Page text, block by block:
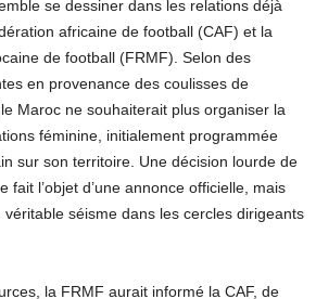
se dessiner dans les relations déjà
africaine de football (CAF) et la
de football (FRMF). Selon des
en provenance des coulisses de
Maroc ne souhaiterait plus organiser la
féminine, initialement programmée
sur son territoire. Une décision lourde de
fait l’objet d’une annonce officielle, mais
séisme dans les cercles dirigeants
la FRMF aurait informé la CAF, de